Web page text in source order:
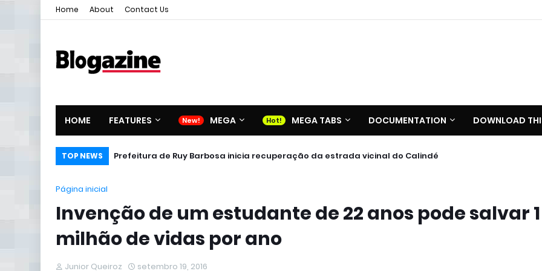
Home About Contact Us
HOME FEATURES MEGA MEGA TABS DOCUMENTATION DOWNLOAD
TOP NEWS Prefeitura de Ruy Barbosa inicia recuperação da estrada vicinal do Calindé
Página inicial
Invenção de um estudante de 22 anos pode salvar 1
milhão de vidas por ano
Junior Queiroz setembro 19, 2016